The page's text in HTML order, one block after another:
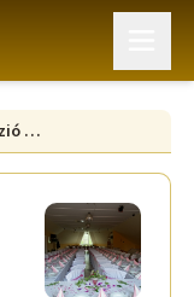
Anna-bár Étterem és Panzió Szentlőrinc